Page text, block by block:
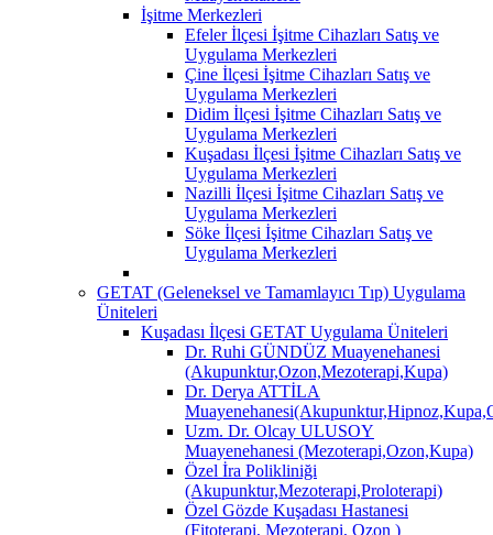
İşitme Merkezleri
Efeler İlçesi İşitme Cihazları Satış ve
Uygulama Merkezleri
Çine İlçesi İşitme Cihazları Satış ve
Uygulama Merkezleri
Didim İlçesi İşitme Cihazları Satış ve
Uygulama Merkezleri
Kuşadası İlçesi İşitme Cihazları Satış ve
Uygulama Merkezleri
Nazilli İlçesi İşitme Cihazları Satış ve
Uygulama Merkezleri
Söke İlçesi İşitme Cihazları Satış ve
Uygulama Merkezleri
GETAT (Geleneksel ve Tamamlayıcı Tıp) Uygulama
Üniteleri
Kuşadası İlçesi GETAT Uygulama Üniteleri
Dr. Ruhi GÜNDÜZ Muayenehanesi
(Akupunktur,Ozon,Mezoterapi,Kupa)
Dr. Derya ATTİLA
Uzm. Dr. Olcay ULUSOY
Muayenehanesi (Mezoterapi,Ozon,Kupa)
Özel İra Polikliniği
(Akupunktur,Mezoterapi,Proloterapi)
Özel Gözde Kuşadası Hastanesi
(Fitoterapi, Mezoterapi, Ozon )